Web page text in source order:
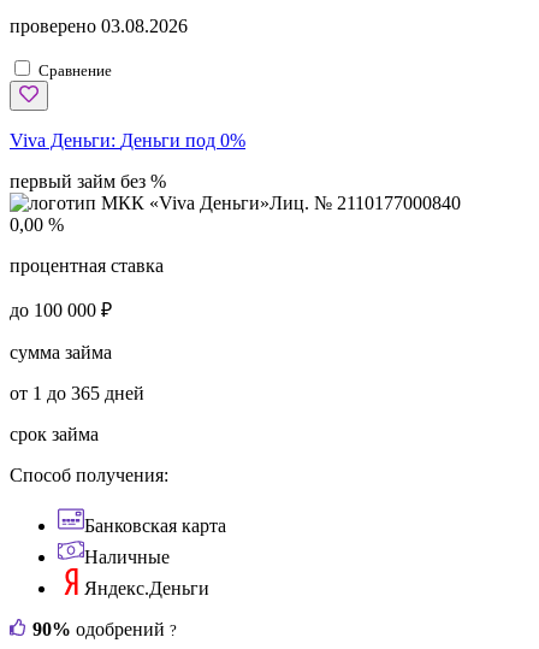
проверено 03.08.2026
Сравнение
Viva Деньги: Деньги под 0%
первый займ без %
Лиц. № 2110177000840
0,00 %
процентная ставка
до 100 000 ₽
сумма займа
от 1 до 365 дней
срок займа
Способ получения:
Банковская карта
Наличные
Яндекс.Деньги
90% одобрений ?